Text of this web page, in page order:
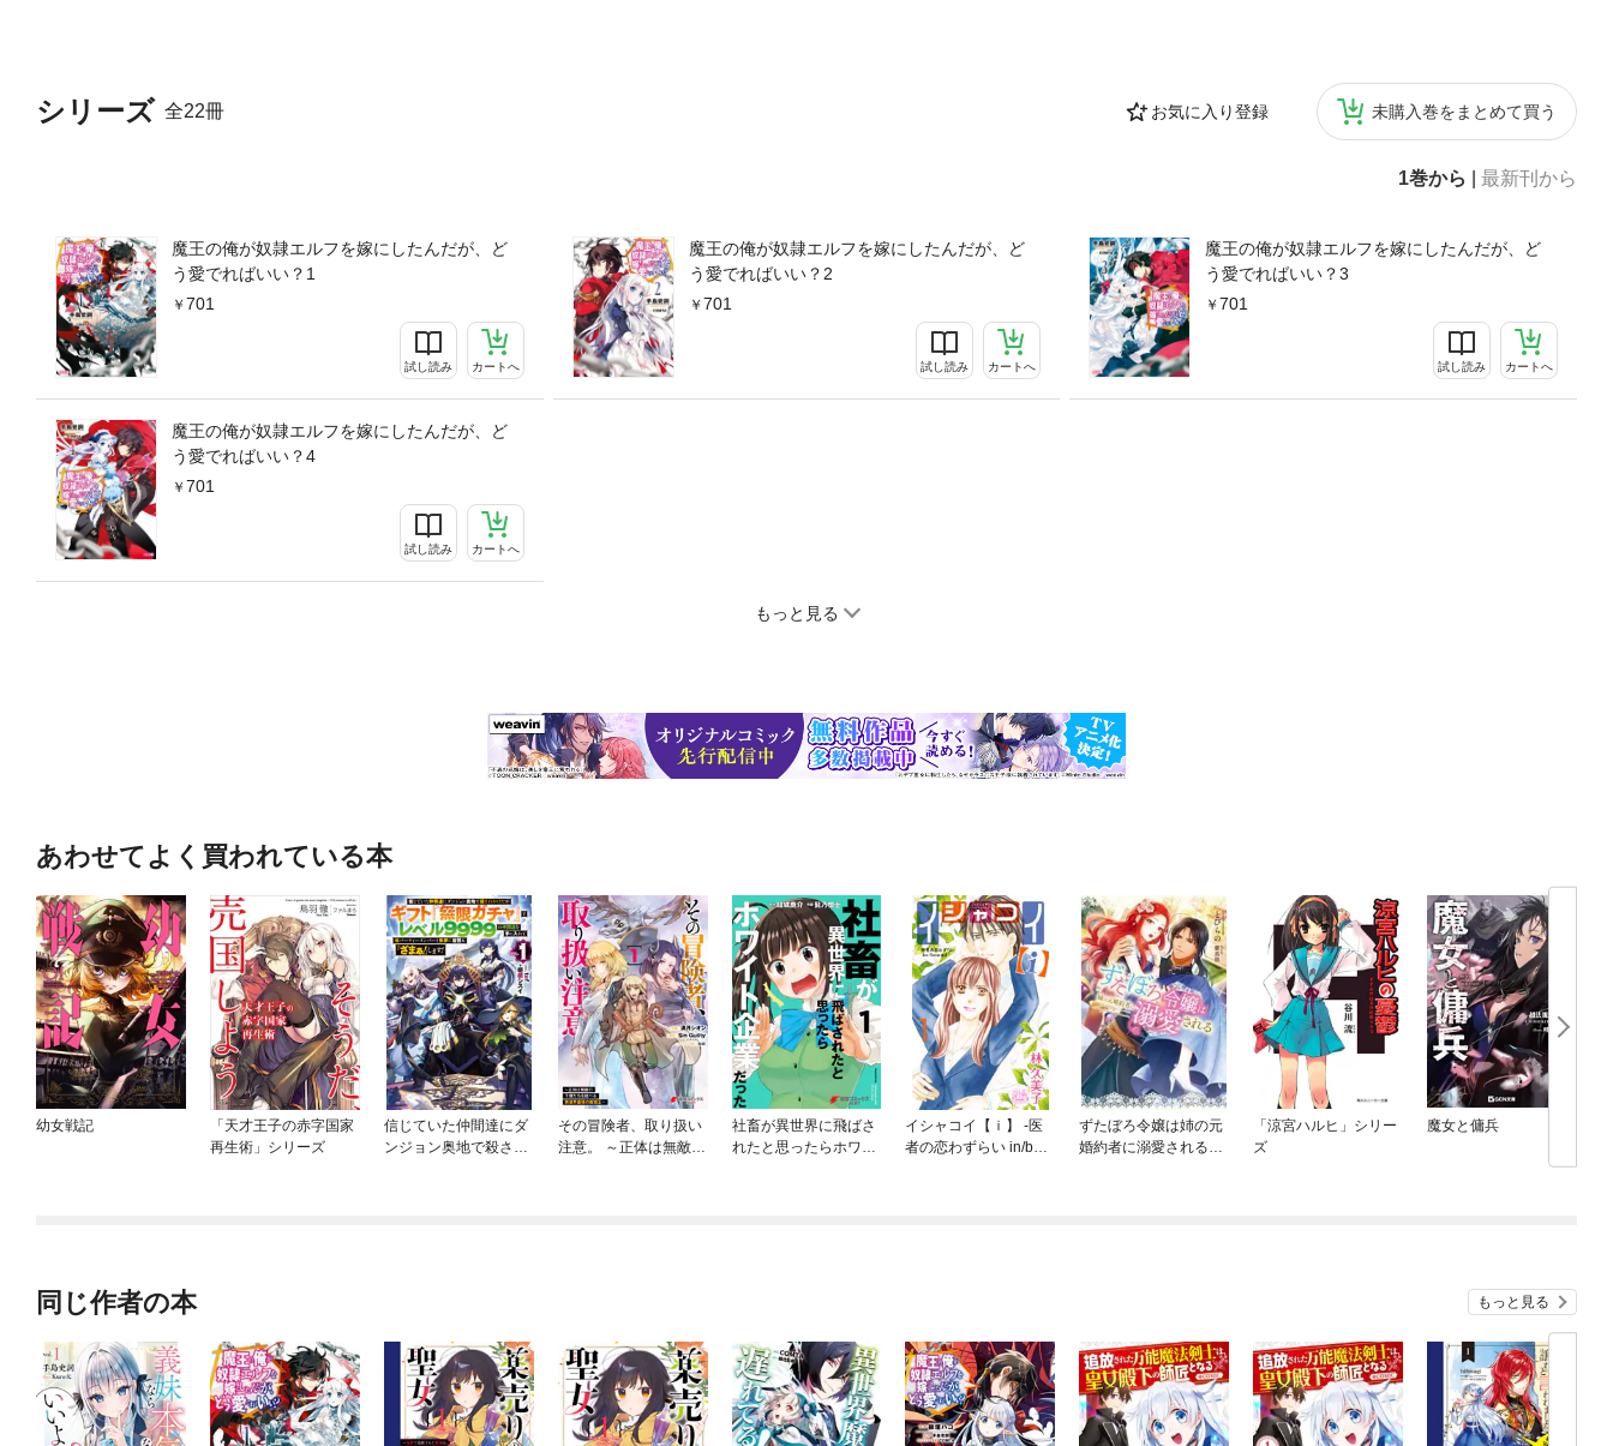
シリーズ 全22冊 お気に入り登録 未購入巻をまとめて買う
1巻から 最新刊から
魔王の俺が奴隷エルフを嫁にしたんだが、ど
う愛でればいい？1
701
試し読み カートへ
魔王の俺が奴隷エルフを嫁にしたんだが、ど
う愛でればいい？2
701
試し読み カートへ
魔王の俺が奴隷エルフを嫁にしたんだが、ど
う愛でればいい？3
701
試し読み カートへ
魔王の俺が奴隷エルフを嫁にしたんだが、ど
う愛でればいい？4
701
試し読み カートへ
もっと見る
あわせてよく買われている本
幼女戦記
「天才王子の赤字国家
再生術」シリーズ
信じていた仲間達にダ
ンジョン奥地で殺され
その冒険者、取り扱い
注意。 ～正体は無敵の
社畜が異世界に飛ばさ
れたと思ったらホワイ
イシャコイ【ｉ】 -医
者の恋わずらい in/bou
ずたぼろ令嬢は姉の元
婚約者に溺愛される
「涼宮ハルヒ」シリー
ズ
魔女と傭兵
同じ作者の本 もっと見る